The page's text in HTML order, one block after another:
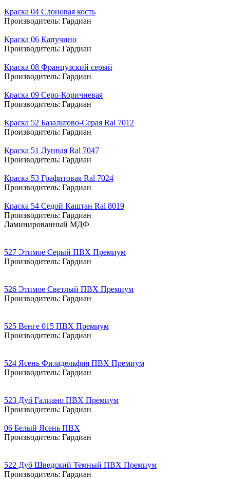
Краска 04 Слоновая кость
Производитель: Гардиан
Краска 06 Капучино
Производитель: Гардиан
Краска 08 Французский серый
Производитель: Гардиан
Краска 09 Серо-Коричневая
Производитель: Гардиан
Краска 52 Базальтово-Серая Ral 7012
Производитель: Гардиан
Краска 51 Лунная Ral 7047
Производитель: Гардиан
Краска 53 Графитовая Ral 7024
Производитель: Гардиан
Краска 54 Седой Каштан Ral 8019
Производитель: Гардиан
Ламинированный МДФ
527 Этимое Серый ПВХ Премиум
Производитель: Гардиан
526 Этимое Светлый ПВХ Премиум
Производитель: Гардиан
525 Венге 015 ПВХ Премиум
Производитель: Гардиан
524 Ясень Филадельфия ПВХ Премиум
Производитель: Гардиан
523 Дуб Галиано ПВХ Премиум
Производитель: Гардиан
06 Белый Ясень ПВХ
Производитель: Гардиан
522 Дуб Шведский Темный ПВХ Премиум
Производитель: Гардиан